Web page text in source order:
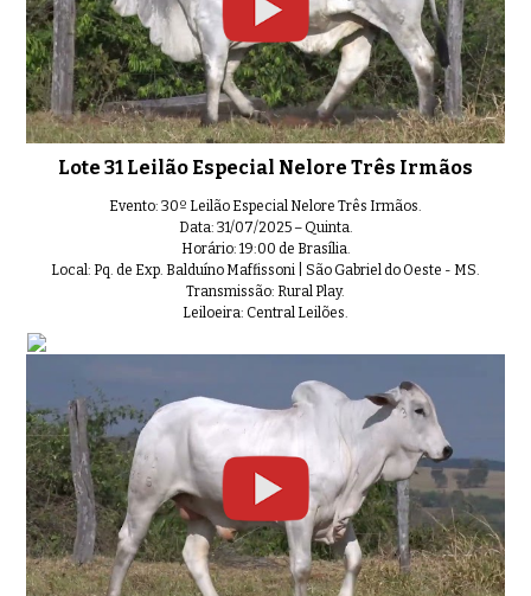
Lote 31 Leilão Especial Nelore Três Irmãos
Evento: 30º Leilão Especial Nelore Três Irmãos.
Data: 31/07/2025 – Quinta.
Horário: 19:00 de Brasília.
Local: Pq. de Exp. Balduíno Maffissoni | São Gabriel do Oeste - MS.
Transmissão: Rural Play.
Leiloeira: Central Leilões.